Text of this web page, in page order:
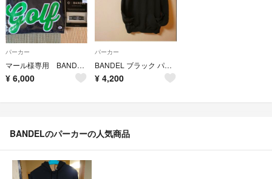
パーカー
マール様専用 BANDEL トレーナー ゴルフウェア ネックレス、ブレスレット
¥ 6,000
パーカー
BANDEL ブラック パーカー メンズ バンデル トレーニングウェア 新品
¥ 4,200
BANDELのパーカーの人気商品